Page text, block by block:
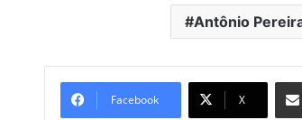
Antônio
Facebook X